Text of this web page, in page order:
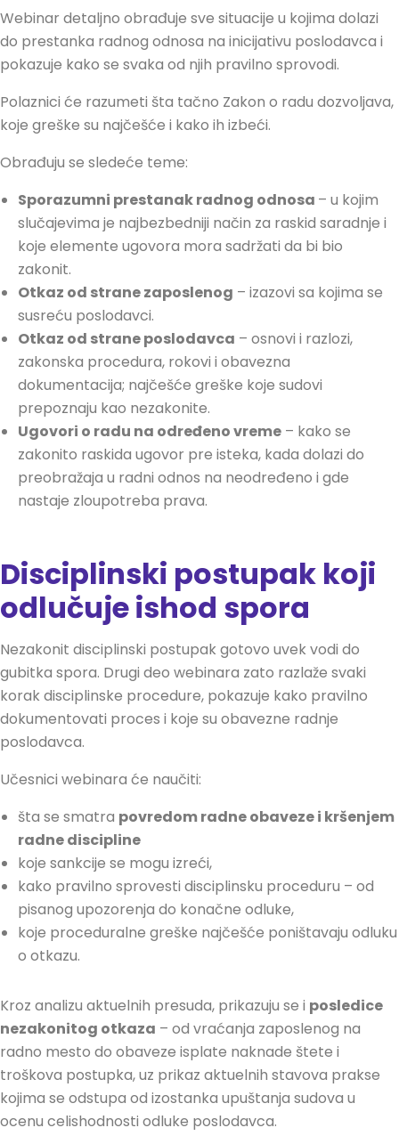
Webinar detaljno obrađuje sve situacije u kojima dolazi
do prestanka radnog odnosa na inicijativu poslodavca i
pokazuje kako se svaka od njih pravilno sprovodi.
Polaznici će razumeti šta tačno Zakon o radu dozvoljava,
koje greške su najčešće i kako ih izbeći.
Obrađuju se sledeće teme:
Sporazumni prestanak radnog odnosa – u kojim
slučajevima je najbezbedniji način za raskid saradnje i
koje elemente ugovora mora sadržati da bi bio
zakonit.
Otkaz od strane zaposlenog – izazovi sa kojima se
susreću poslodavci.
Otkaz od strane poslodavca – osnovi i razlozi,
zakonska procedura, rokovi i obavezna
dokumentacija; najčešće greške koje sudovi
prepoznaju kao nezakonite.
Ugovori o radu na određeno vreme – kako se
zakonito raskida ugovor pre isteka, kada dolazi do
preobražaja u radni odnos na neodređeno i gde
nastaje zloupotreba prava.
Disciplinski postupak koji
odlučuje ishod spora
Nezakonit disciplinski postupak gotovo uvek vodi do
gubitka spora. Drugi deo webinara zato razlaže svaki
korak disciplinske procedure, pokazuje kako pravilno
dokumentovati proces i koje su obavezne radnje
poslodavca.
Učesnici webinara će naučiti:
šta se smatra povredom radne obaveze i kršenjem
radne discipline
koje sankcije se mogu izreći,
kako pravilno sprovesti disciplinsku proceduru – od
pisanog upozorenja do konačne odluke,
koje proceduralne greške najčešće poništavaju odluku
o otkazu.
Kroz analizu aktuelnih presuda, prikazuju se i posledice
nezakonitog otkaza – od vraćanja zaposlenog na
radno mesto do obaveze isplate naknade štete i
troškova postupka, uz prikaz aktuelnih stavova prakse
kojima se odstupa od izostanka upuštanja sudova u
ocenu celishodnosti odluke poslodavca.